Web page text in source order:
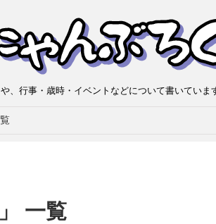
、行事・歳時・イベントなどについて書いてい
一覧